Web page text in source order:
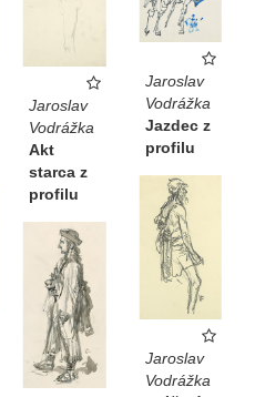
Jaroslav
Vodrážka
Akt
starca z
profilu
Jaroslav
Vodrážka
Jazdec z
profilu
Jaroslav
Vodrážka